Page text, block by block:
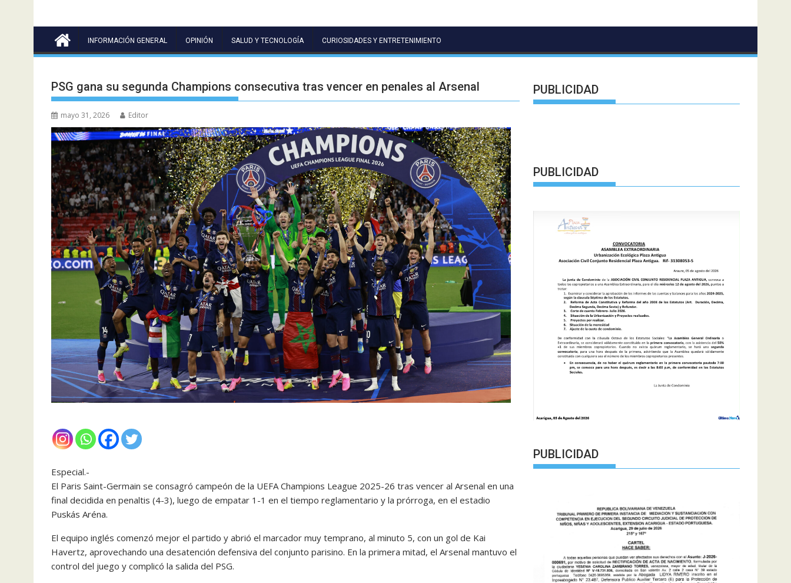
INFORMACIÓN GENERAL OPINIÓN SALUD Y TECNOLOGÍA CURIOSIDADES Y ENTRETENIMIENTO
PSG gana su segunda Champions consecutiva tras vencer en penales al Arsenal
mayo 31, 2026 Editor
Especial.-
El Paris Saint-Germain se consagró campeón de la UEFA Champions League 2025-26 tras vencer al Arsenal en una
final decidida en penaltis (4-3), luego de empatar 1-1 en el tiempo reglamentario y la prórroga, en el estadio
Puskás Aréna.
El equipo inglés comenzó mejor el partido y abrió el marcador muy temprano, al minuto 5, con un gol de Kai
Havertz, aprovechando una desatención defensiva del conjunto parisino. En la primera mitad, el Arsenal mantuvo el
control del juego y complicó la salida del PSG.
PUBLICIDAD
PUBLICIDAD
PUBLICIDAD